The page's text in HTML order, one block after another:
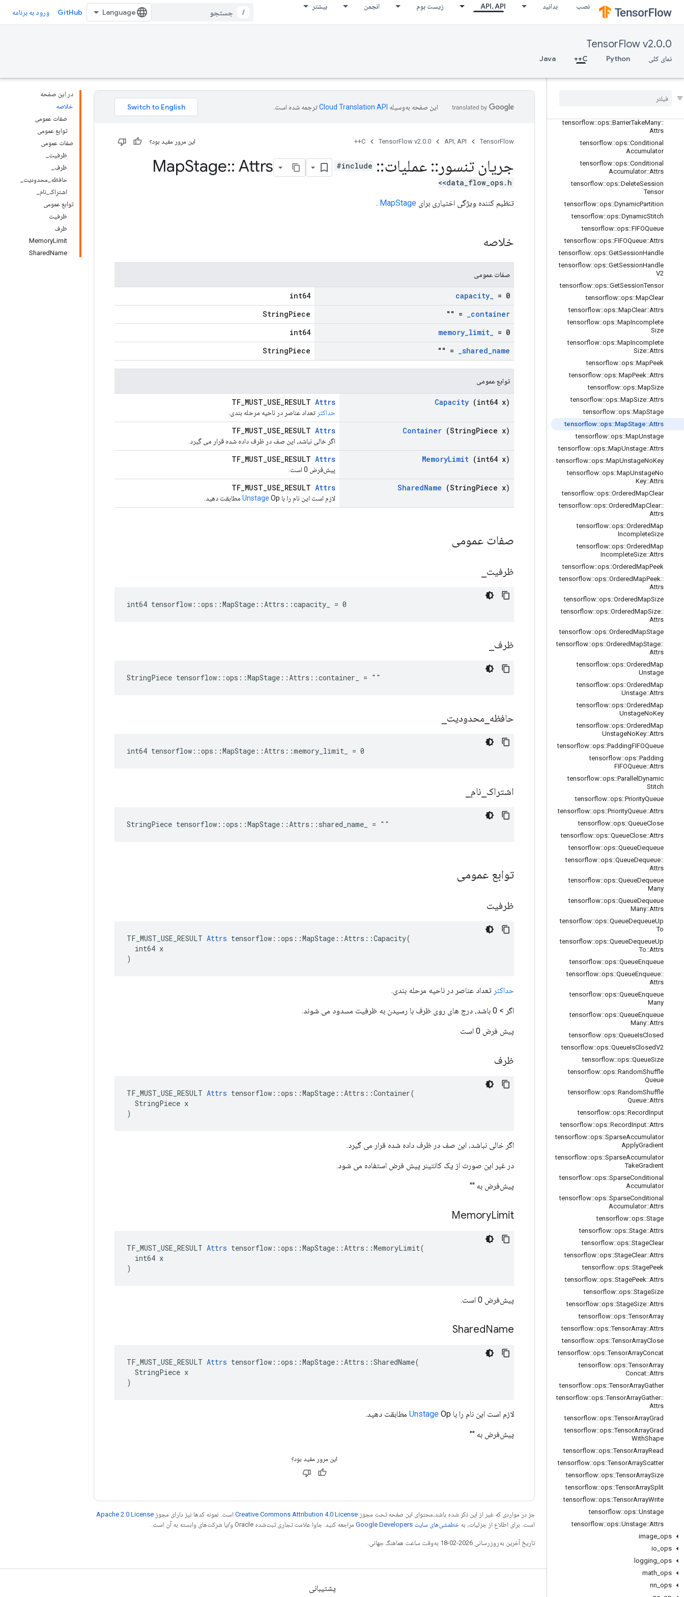
نصب بدانید API، API زیست بوم انجمن بیشتر
/
GitHub ورود به برنامه
TensorFlow v2.0.0
نمای کلی Python
C++
Java
tensorflow::ops::Barrier
tensorflow::ops::BarrierClose
tensorflow
Incomplete
Size
tensorflow::ops::BarrierTakeMany::
Attrs
tensorflow::ops::Conditional
Accumulator
tensorflow::ops::Conditional
Accumulator::Attrs
tensorflow::ops::DeleteSession
Tensor
tensorflow::ops::DynamicPartition
tensorflow::ops::DynamicStitch
tensorflow::ops::FIFOQueue
tensorflow::ops::FIFOQueue::Attrs
tensorflow::ops::GetSessionHandle
tensorflow::ops::GetSessionHandle
V2
tensorflow::ops::GetSessionTensor
tensorflow::ops::MapClear
tensorflow::ops::MapClear::Attrs
tensorflow::ops::MapIncomplete
Size
tensorflow::ops::MapIncomplete
Size::Attrs
tensorflow::ops::MapPeek
tensorflow::ops::MapPeek::Attrs
tensorflow::ops::MapSize
tensorflow::ops::MapSize::Attrs
tensorflow::ops::MapStage
tensorflow::ops::MapStage::Attrs
tensorflow::ops::MapUnstage
tensorflow::ops::MapUnstage::Attrs
tensorflow::ops::MapUnstageNoKey
tensorflow::ops::MapUnstageNo
Key::Attrs
tensorflow::ops::OrderedMapClear
tensorflow::ops::OrderedMapClear::
Attrs
tensorflow::ops::OrderedMap
IncompleteSize
tensorflow::ops::OrderedMap
IncompleteSize::Attrs
tensorflow::ops::OrderedMapPeek
tensorflow::ops::OrderedMapPeek::
Attrs
tensorflow::ops::OrderedMapSize
tensorflow::ops::OrderedMapSize::
Attrs
tensorflow::ops::OrderedMapStage
tensorflow::ops::OrderedMapStage::
Attrs
tensorflow::ops::OrderedMap
Unstage
tensorflow::ops::OrderedMap
Unstage::Attrs
tensorflow::ops::OrderedMap
UnstageNoKey
tensorflow::ops::OrderedMap
UnstageNoKey::Attrs
tensorflow::ops::PaddingFIFOQueue
tensorflow::ops::Padding
FIFOQueue::Attrs
tensorflow::ops::Parallel Dynamic
Stitch
tensorflow::ops::PriorityQueue
tensorflow::ops::PriorityQueue::Attrs
tensorflow::ops::QueueClose
tensorflow::ops::QueueClose::Attrs
tensorflow::ops::QueueDequeue
tensorflow::ops::QueueDequeue::
Attrs
tensorflow::ops::QueueDequeue
Many
tensorflow::ops::QueueDequeue
Many::Attrs
tensorflow::ops::QueueDequeueUp
To
tensorflow::ops::QueueDequeueUp
To::Attrs
tensorflow::ops::QueueEnqueue
tensorflow::ops::QueueEnqueue::
Attrs
tensorflow::ops::QueueEnqueue
Many
tensorflow::ops::QueueEnqueue
Many::Attrs
tensorflow::ops::QueueIsClosed
tensorflow::ops::QueueIsClosedV2
tensorflow::ops::QueueSize
tensorflow::ops::RandomShuffle
Queue
tensorflow::ops::RandomShuffle
Queue::Attrs
tensorflow::ops::RecordInput
tensorflow::ops::RecordInput::Attrs
tensorflow::ops::SparseAccumulator
ApplyGradient
tensorflow::ops::SparseAccumulator
TakeGradient
tensorflow::ops::SparseConditional
Accumulator
tensorflow::ops::SparseConditional
Accumulator::Attrs
tensorflow::ops::Stage
tensorflow::ops::Stage::Attrs
tensorflow::ops::StageClear
tensorflow::ops::StageClear::Attrs
tensorflow::ops::StagePeek
tensorflow::ops::StagePeek::Attrs
tensorflow::ops::StageSize
tensorflow::ops::StageSize::Attrs
tensorflow::ops::TensorArray
tensorflow::ops::TensorArray::Attrs
tensorflow::ops::TensorArrayClose
tensorflow::ops::TensorArrayConcat
tensorflow::ops::TensorArray
Concat::Attrs
tensorflow::ops::TensorArrayGather
tensorflow::ops::TensorArrayGather::
Attrs
tensorflow::ops::TensorArrayGrad
tensorflow::ops::TensorArrayGrad
WithShape
tensorflow::ops::TensorArrayRead
tensorflow::ops::TensorArrayScatter
tensorflow::ops::TensorArraySize
tensorflow::ops::TensorArraySplit
tensorflow::ops::TensorArrayWrite
tensorflow::ops::Unstage
tensorflow::ops::Unstage::Attrs
image ops
io ops
logging ops
math ops
nn ops
در این صفحه
خلاصه
صفات عمومی
توابع عمومی
صفات عمومی
ظرفیت_
ظرف_
حافظه_محدودیت_
اشتراک_نام_
توابع عمومی
ظرفیت
ظرف
MemoryLimit
SharedName
این صفحه به‌وسیله ترجمه شده است.
TensorFlow API، API TensorFlow v2.0.0
C++ این مرور مفید بود؟
جریان تنسور :: عملیات::
Stage:: Attrs
#include
<data_flow_ops.h>
تنظیم کننده ویژگی اختیاری برای MapStage
.
خلاصه
صفات عمومی
capacity_ = 0
int64
container
_
= ""
StringPiece
memory_limit_ = 0
int64
shared_name
_
= ""
StringPiece
توابع عمومی
Capacity (int64 x)
TF_MUST_USE_RESULT Attrs
حداکثر تعداد عناصر در ناحیه مرحله بندی.
Container (StringPiece x)
TF_MUST_USE_RESULT Attrs
اگر خالی نباشد، این صف در ظرف داده شده قرار می گیرد.
MemoryLimit (int64 x)
TF_MUST_USE_RESULT Attrs
پیش‌فرض 0 است.
SharedName (StringPiece x)
TF_MUST_USE_RESULT Attrs
لازم است این نام را با Unstage Op مطابقت دهید.
صفات عمومی
ظرفیت
int64 tensorflow::ops::MapStage::Attrs::capacity_ = 0
ظرف
StringPiece tensorflow::ops::MapStage::Attrs::container_ = ""
حافظه محدودیت
int64 tensorflow::ops::MapStage::Attrs::memory_limit_ = 0
اشتراک نام
StringPiece tensorflow::ops::MapStage::Attrs::shared_name_ = ""
توابع عمومی
ظرفیت
TF_MUST_USE_RESULT Attrs tensorflow::ops::MapStage::Attrs::Capacity(
  int64 x
)
حداکثر تعداد عناصر در ناحیه مرحله بندی.
اگر > 0 باشد، درج های روی ظرف با رسیدن به ظرفیت مسدود می شوند.
پیش فرض 0 است
ظرف
TF_MUST_USE_RESULT Attrs tensorflow::ops::MapStage::Attrs::Container(
  StringPiece x
)
اگر خالی نباشد، این صف در ظرف داده شده قرار می گیرد.
در غیر این صورت از یک کانتینر پیش فرض استفاده می شود.
پیش‌فرض به ""
MemoryLimit
TF_MUST_USE_RESULT Attrs tensorflow::ops::MapStage::Attrs::MemoryLimit(
  int64 x
)
پیش‌فرض 0 است.
SharedName
TF_MUST_USE_RESULT Attrs tensorflow::ops::MapStage::Attrs::SharedName(
  StringPiece x
)
لازم است این نام را با Unstage Op مطابقت دهید.
پیش‌فرض به ""
این مرور مفید بود؟
جز در مواردی که غیر از این ذکر شده باشد،‌محتوای این صفحه تحت مجوز Creative Commons Attribution 4.0 License است. نمونه کدها نیز دارای مجوز Apache 2.0 License
است. برای اطلاع از جزئیات، به خطمشی‌های سایت Google Developers‏ مراجعه کنید. جاوا علامت تجاری ثبت‌شده Oracle و/یا شرکت‌های وابسته به آن است.
تاریخ آخرین به‌روزرسانی 2026-02-18 به‌وقت ساعت هماهنگ جهانی.
مرتبط بمانید پشتیبانی